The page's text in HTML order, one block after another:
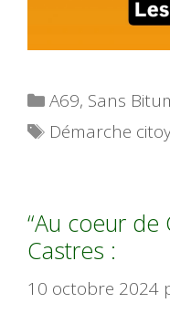
Catégories
A69, Sans
Étiquettes
Démarche
“Au coeur de
Castres :
10 octobre 2024